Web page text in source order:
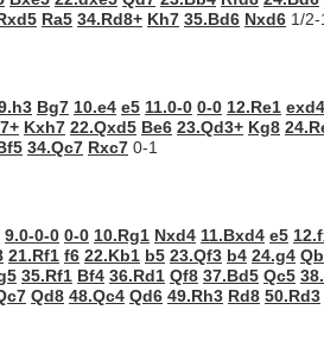
Ra5 34.Rd8+ Kh7 35.Bd6 Nxd6 1/2-
Bg7 10.e4 e5 11.0-0 0-0 12.Re1 exd4
Kxh7 22.Qxd5 Be6 23.Qd3+ Kg8
34.Qc7 Rxc7 0-1
9.0-0-0 0-0 10.Rg1 Nxd4 11.Bxd4 e5
21.Rf1 f6 22.Kb1 b5 23.Qf3 b4 24.g4
35.Rf1 Bf4 36.Rd1 Qf8 37.Bd5 Qc5
Qd8 48.Qc4 Qd6 49.Rh3 Rd8 50.Rd3